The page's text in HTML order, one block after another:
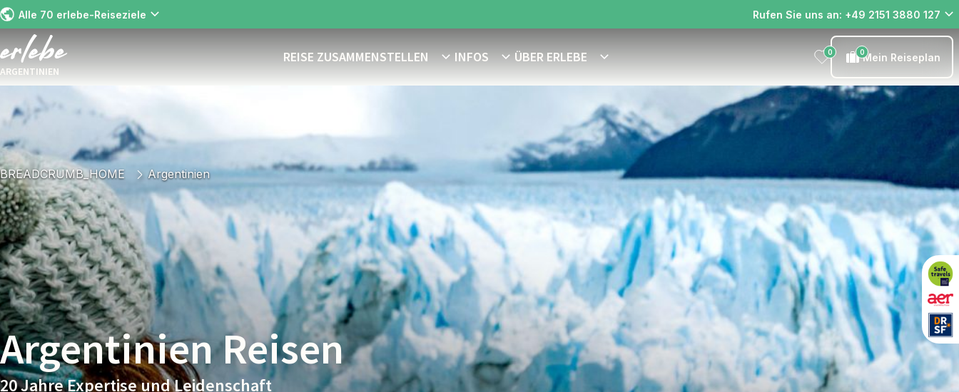
Alle 70 erlebe-Reiseziele Rufen Sie uns an: +49 2151 3880 127
ARGENTINIEN
REISE ZUSAMMENSTELLEN INFOS ÜBER ERLEBE 0 0Mein Reiseplan
BREADCRUMB_HOME Argentinien
Argentinien Reisen
20 Jahre Expertise und Leidenschaft